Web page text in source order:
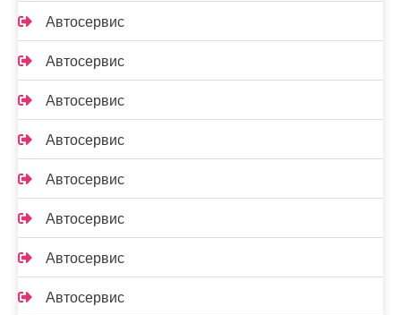
Автосервис
Автосервис
Автосервис
Автосервис
Автосервис
Автосервис
Автосервис
Автосервис